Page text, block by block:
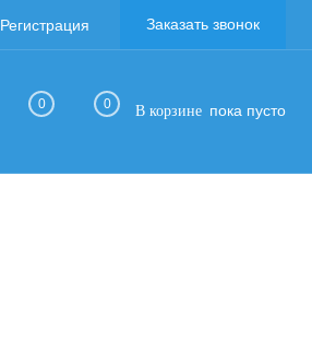
Регистрация Заказать звонок
0 0 В корзине пока пусто